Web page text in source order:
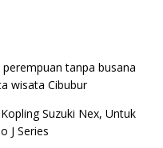
tanpa busana
wisata Cibubur
Suzuki Nex, Untuk
J Series